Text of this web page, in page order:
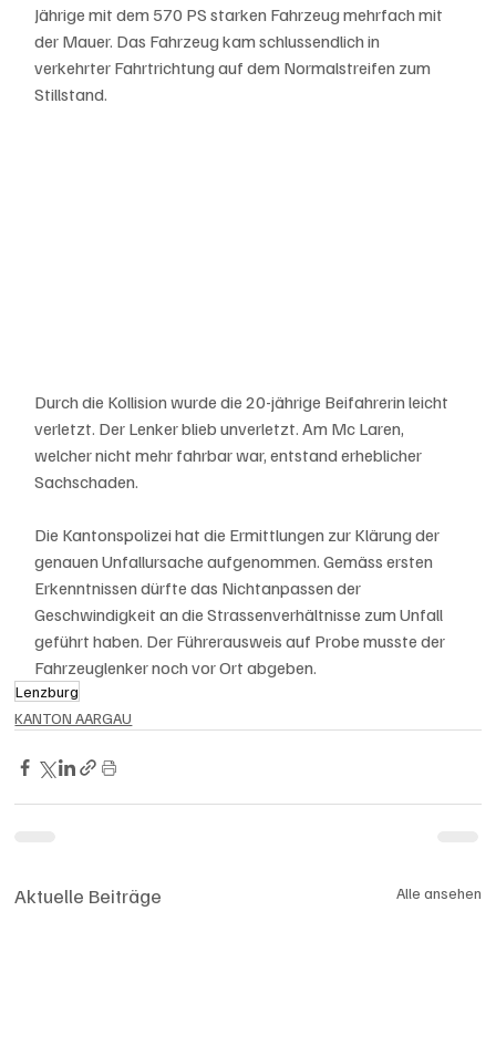
Jährige mit dem 570 PS starken Fahrzeug mehrfach mit
der Mauer. Das Fahrzeug kam schlussendlich in
verkehrter Fahrtrichtung auf dem Normalstreifen zum
Stillstand.
Durch die Kollision wurde die 20-jährige Beifahrerin leicht
verletzt. Der Lenker blieb unverletzt. Am Mc Laren,
welcher nicht mehr fahrbar war, entstand erheblicher
Sachschaden.
Die Kantonspolizei hat die Ermittlungen zur Klärung der
genauen Unfallursache aufgenommen. Gemäss ersten
Erkenntnissen dürfte das Nichtanpassen der
Geschwindigkeit an die Strassenverhältnisse zum Unfall
geführt haben. Der Führerausweis auf Probe musste der
Fahrzeuglenker noch vor Ort abgeben.
Lenzburg
KANTON AARGAU
Aktuelle Beiträge Alle ansehen